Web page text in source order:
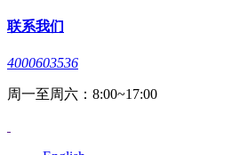
联系我们
4000603536
周一至周六：8:00~17:00